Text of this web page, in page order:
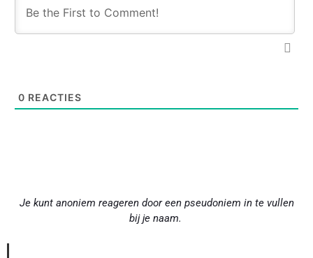
0 REACTIES
Je kunt anoniem reageren door een pseudoniem in te vullen
bij je naam.